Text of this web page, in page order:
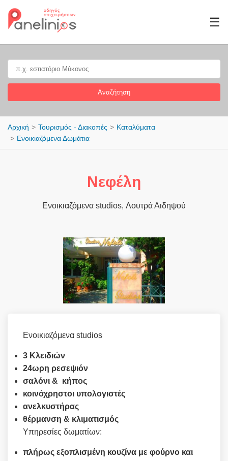
☰
Αναζήτηση
Αρχική Τουρισμός - Διακοπές
Καταλύματα
Ενοικιαζόμενα Δωμάτια
Νεφέλη
Ενοικιαζόμενα studios, Λουτρά Αιδηψού
Ενοικιαζόμενα studios
3 Κλειδιών
24ωρη ρεσεψιόν
σαλόνι & κήπος
κοινόχρηστοι υπολογιστές
ανελκυστήρας
θέρμανση & κλιματισμός
Υπηρεσίες δωματίων:
πλήρως εξοπλισμένη κουζίνα με φούρνο και